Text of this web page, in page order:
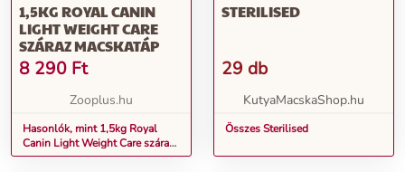
1,5KG ROYAL CANIN
LIGHT WEIGHT CARE
SZÁRAZ MACSKATÁP
8 290 Ft
Zooplus.hu
Hasonlók, mint 1,5kg Royal
Canin Light Weight Care száraz
macskatáp
STERILISED
29 db
KutyaMacskaShop.hu
Összes Sterilised